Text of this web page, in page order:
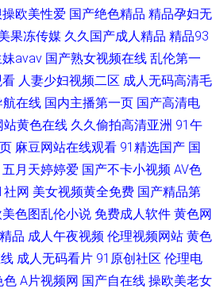
欧美性爱 国产绝色精品 精品孕妇无
果冻传媒 久久国产成人精品 精品93
avav 国产熟女视频在线 乱伦第一
人妻少妇视频二区 成人无码高清毛
航在线 国内主播第一页 国产高清电
站黄色在线 久久偷拍高清亚洲 91午
麻豆网站在线观看 91精选国产 国
五月天婷婷爱 国产不卡小视频 AV色
社网 美女视频黄全免费 国产精品第
美色图乱伦小说 免费成人软件 黄色网
品 成人午夜视频 伦理视频网站 黄色
成人无码看片 91原创社区 伦理电
色 A片视频网 国产自在线 操欧美老女